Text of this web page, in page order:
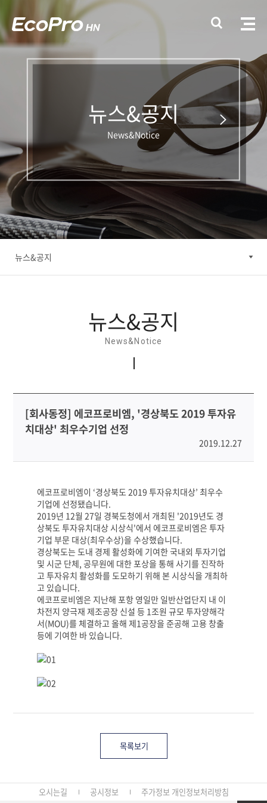
뉴스&공지
News&Notice
뉴스&공지
뉴스&공지
News&Notice
[회사동정] 에코프로비엠, '경상북도 2019 투자유
치대상' 최우수기업 선정
2019.12.27
에코프로비엠이 ‘경상북도 2019 투자유치대상’ 최우수
기업에 선정됐습니다.
2019년 12월 27일 경북도청에서 개최된 '2019년도 경
상북도 투자유치대상 시상식'에서 에코프로비엠은 투자
기업 부문 대상(최우수상)을 수상했습니다.
경상북도는 도내 경제 활성화에 기여한 국내외 투자기업
및 시군 단체, 공무원에 대한 포상을 통해 사기를 진작하
고 투자유치 활성화를 도모하기 위해 본 시상식을 개최하
고 있습니다.
에코프로비엠은 지난해 포항 영일만 일반산업단지 내 이
차전지 양극재 제조공장 신설 등 1조원 규모 투자양해각
서(MOU)를 체결하고 올해 제1공장을 준공해 고용 창출
등에 기여한 바 있습니다.
목록보기
오시는길 공시정보 주가정보 개인정보처리방침